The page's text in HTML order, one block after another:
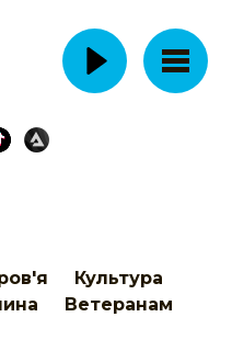
Культура
Ветеранам